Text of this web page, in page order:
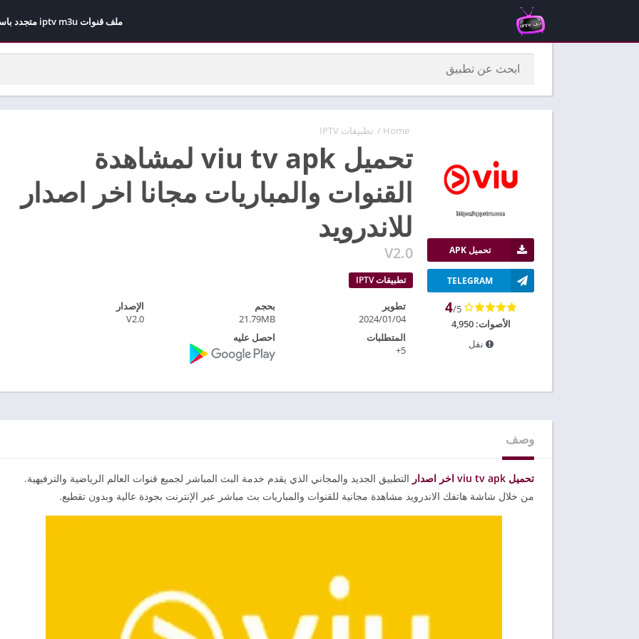
ملف قنوات iptv m3u متجدد باستمرار مجاني 2026
Home
/ تطبيقات IPTV
تحميل viu tv apk لمشاهدة
القنوات والمباريات مجانا اخر اصدار
للاندرويد
V2.0
تطبيقات IPTV
تحميل APK
TELEGRAM
4/5
الأصوات:4,950
نقل
تطوير
2024/01/04
بحجم
21.79MB
الإصدار
V2.0
المتطلبات
5+
احصل عليه
وصف
تحميل viu tv apk اخر اصدار
التطبيق الجديد والمجاني الذي يقدم خدمة البث المباشر لجميع قنوات العالم الرياضية والترفيهية.
من خلال شاشة هاتفك الاندرويد مشاهدة مجانية للقنوات والمباريات بث مباشر عبر الإنترنت بجودة عالية وبدون تقطيع.